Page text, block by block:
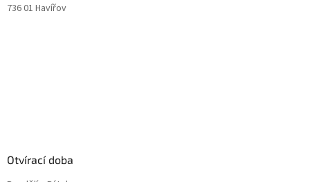
736 01 Havířov
Otvírací doba